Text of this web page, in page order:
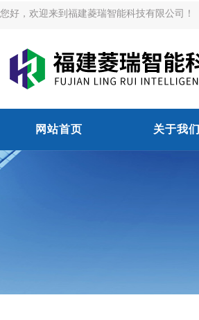
您好，欢迎来到福建菱瑞智能科技有限公司！
网站首页 关于我们